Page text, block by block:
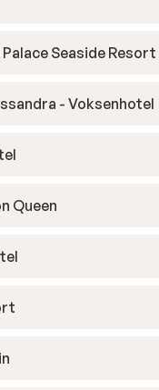
Seaside Resort
- Voksenhotel
Queen